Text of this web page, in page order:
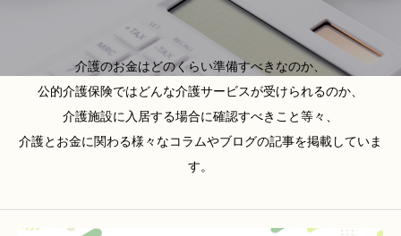
介護のお金はどのくらい準備すべきなのか、
公的介護保険ではどんな介護サービスが受けられるのか、
介護施設に入居する場合に確認すべきこと等々、
介護とお金に関わる様々なコラムやブログの記事を掲載していま
す。